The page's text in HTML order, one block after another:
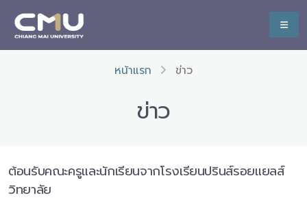
หน้าแรก ข่าว
ข่าว
ต้อนรับคณะครูและนักเรียนจากโรงเรียนปรินส์รอยแยลส์
วิทยาลัย